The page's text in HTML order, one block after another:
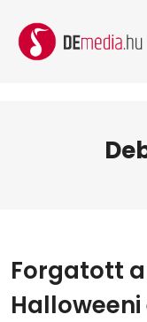
Forgatott